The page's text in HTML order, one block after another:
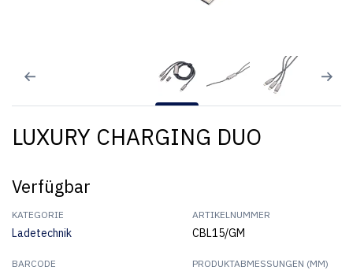
LUXURY CHARGING DUO
Verfügbar
KATEGORIE
Ladetechnik
ARTIKELNUMMER
CBL15/GM
BARCODE PRODUKTABMESSUNGEN (MM)